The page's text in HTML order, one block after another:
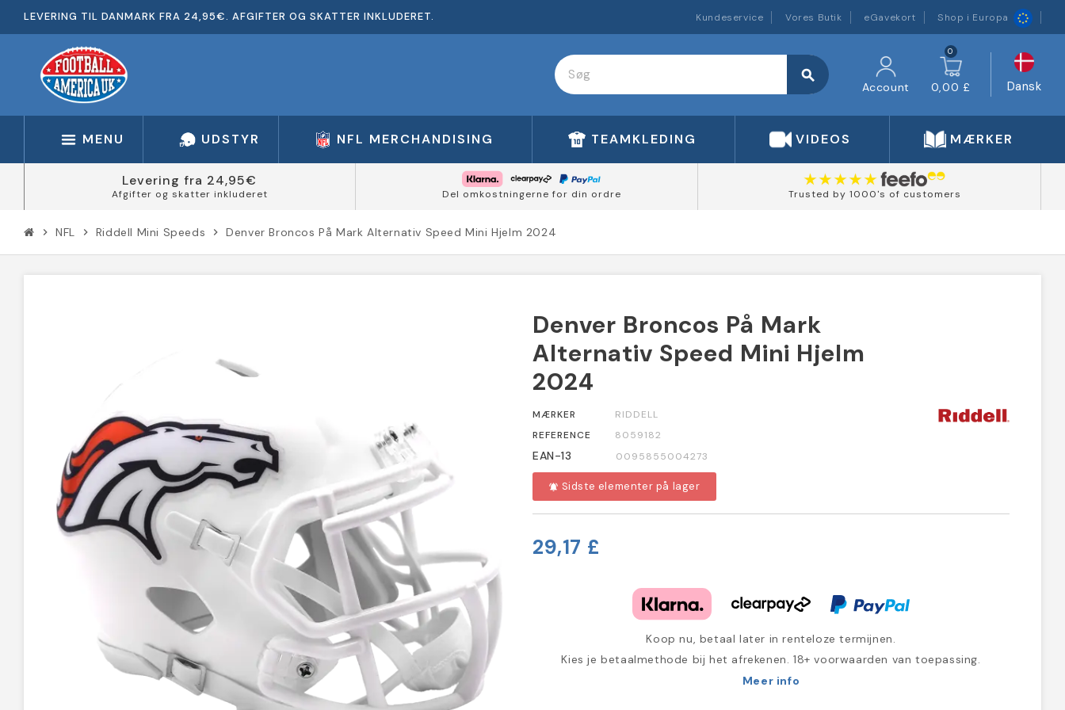
LEVERING TIL DANMARK FRA 24,95€. AFGIFTER OG SKATTER INKLUDERET. Kundeservice Vores Butik eGavekort Shop i Europa
search
Account
0
0,00 £ Dansk
MENU UDSTYR NFL MERCHANDISING TEAMKLEDING VIDEOS MÆRKER
Levering fra 24,95€
Afgifter og skatter inkluderet Del omkostningerne for din ordre Trusted by 1000's of customers
chevron_right NFL chevron_right Riddell Mini Speeds chevron_right Denver Broncos På Mark Alternativ Speed Mini Hjelm 2024
Denver Broncos På Mark
Alternativ Speed Mini Hjelm
2024
MÆRKER
RIDDELL
REFERENCE
8059182
EAN-13 0095855004273
notifications_active Sidste elementer på lager
29,17 £
Koop nu, betaal later in renteloze termijnen.
Kies je betaalmethode bij het afrekenen. 18+ voorwaarden van toepassing.
Meer info